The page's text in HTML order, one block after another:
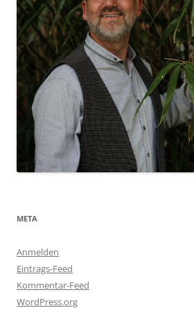
META
Anmelden
Eintrags-Feed
Kommentar-Feed
WordPress.org